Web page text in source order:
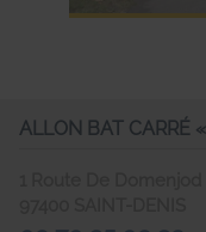
ALLON BAT CARRÉ